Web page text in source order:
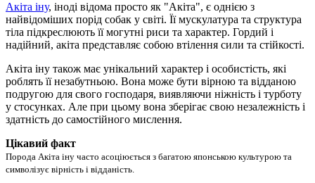
Акіта іну, іноді відома просто як "Акіта", є однією з
найвідоміших порід собак у світі. Її мускулатура та структура
тіла підкреслюють її могутні риси та характер. Гордий і
надійний, акіта представляє собою втілення сили та стійкості.
Акіта іну також має унікальний характер і особистість, які
роблять її незабутньою. Вона може бути вірною та відданою
подругою для свого господаря, виявляючи ніжність і турботу
у стосунках. Але при цьому вона зберігає свою незалежність і
здатність до самостійного мислення.
Цікавий факт
Порода Акіта іну часто асоціюється з багатою японською культурою та
символізує вірність і відданість.